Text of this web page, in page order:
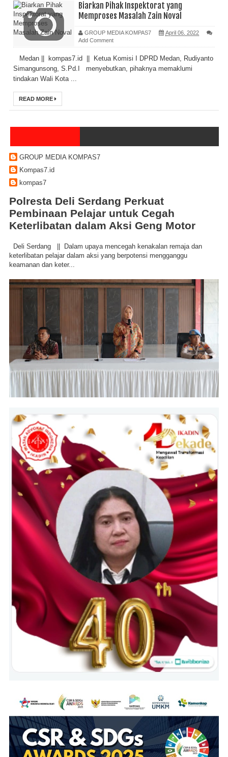
Biarkan Pihak Inspektorat yang
Memproses Masalah Zain Noval
GROUP MEDIA KOMPAS7
April 06, 2022
Add Comment
Medan || kompas7.id || Ketua Komisi I DPRD Medan, Rudiyanto
Simangunsong, S.Pd.I menyebutkan, pihaknya memaklumi
tindakan Wali Kota ...
READ MORE
GROUP MEDIA KOMPAS7
Kompas7.id
kompas7
Polresta Deli Serdang Perkuat
Pembinaan Pelajar untuk Cegah
Keterlibatan dalam Aksi Geng Motor
Deli Serdang || Dalam upaya mencegah kenakalan remaja dan
keterlibatan pelajar dalam aksi yang berpotensi mengganggu
keamanan dan keter...